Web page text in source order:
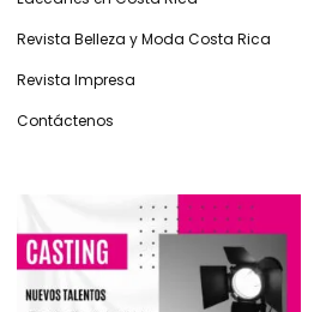
Revista Belleza y Moda Costa Rica
Revista Impresa
Contáctenos